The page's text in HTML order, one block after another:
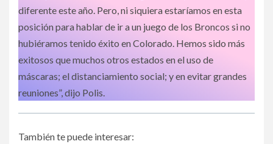
diferente este año. Pero, ni siquiera estaríamos en esta
posición para hablar de ir a un juego de los Broncos si no
hubiéramos tenido éxito en Colorado. Hemos sido más
exitosos que muchos otros estados en el uso de
máscaras; el distanciamiento social; y en evitar grandes
reuniones”, dijo Polis.
También te puede interesar: